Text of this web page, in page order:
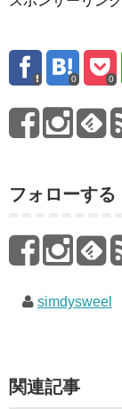
0 0
フォローする
simdysweel
関連記事